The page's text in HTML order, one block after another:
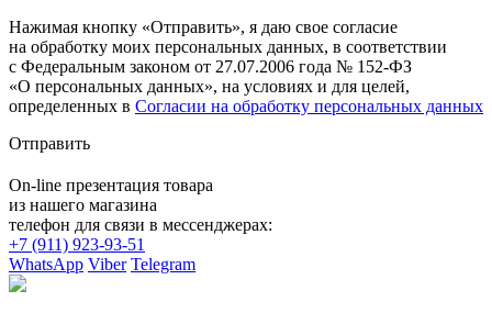
Нажимая кнопку «Отправить», я даю свое согласие
на обработку моих персональных данных, в соответствии
с Федеральным законом от 27.07.2006 года № 152-ФЗ
«О персональных данных», на условиях и для целей,
определенных в Согласии на обработку персональных данных
Отправить
On-line презентация товара
из нашего магазина
телефон для связи в мессенджерах:
+7 (911) 923-93-51
WhatsApp Viber Telegram